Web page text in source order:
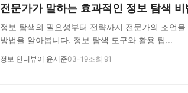
전문가가 말하는 효과적인 정보 탐색 비
정보 탐색의 필요성부터 전략까지 전문가의 조언
방법을 알아봅니다. 정보 탐색 도구와 활용 팁...
정보 인터뷰어 윤서준03-19조회 91